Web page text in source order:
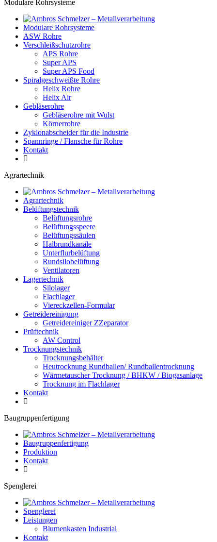
Modulare Rohrsysteme
Modulare Rohrsysteme
ASW Rohre
Verschleißschutzrohre
APS Rohre
Super APS
Super APS Food
Spiralgeschweißte Rohre
Helix Rohre
Helix Air
Gebläserohre
Gebläserohre mit Wulst
Körnerrohre
Zyklonabscheider für die Industrie
Spannringe / Flansche für Rohre
Kontakt
Agrartechnik
Agrartechnik
Belüftungstechnik
Belüftungsrohre
Belüftungsspeere
Belüftungssäulen
Halbrundkanäle
Unterflurbelüftung
Rundsilobelüftung
Ventilatoren
Lagertechnik
Silolager
Flachlager
Viereckzellen-Formular
Getreidereinigung
Getreidereiniger ZZeparator
Prüftechnik
AW Control
Trocknungstechnik
Trocknungsbehälter
Heutrocknung Rundballen/ Rundballentrocknung
Wärmetauscher Trocknung / BHKW / Biogasanlage
Trocknung im Flachlager
Kontakt
Baugruppenfertigung
Baugruppenfertigung
Produktion
Kontakt
Spenglerei
Spenglerei
Leistungen
Blumenkasten Industrial
Kontakt